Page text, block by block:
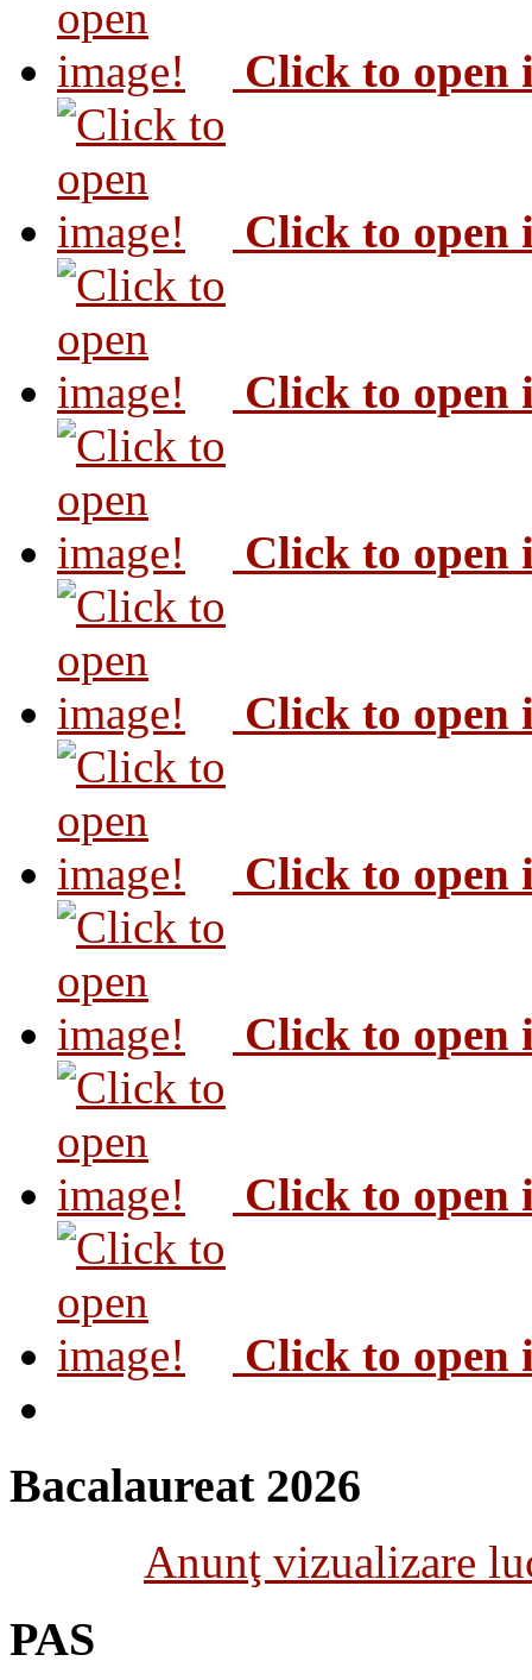
Click to open
Click to open
Click to open
Click to open
Click to open
Click to open
Click to open
Click to open
Click to open
Bacalaureat 2026
Anunţ vizualizare
PAS